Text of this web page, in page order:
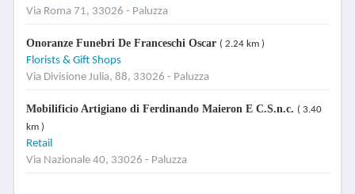
Via Roma 71, 33026 - Paluzza
Onoranze Funebri De Franceschi Oscar ( 2.24 km )
Florists & Gift Shops
Via Divisione Julia, 88, 33026 - Paluzza
Mobilificio Artigiano di Ferdinando Maieron E C.S.n.c. ( 3.40
km )
Retail
Via Nazionale 40, 33026 - Paluzza